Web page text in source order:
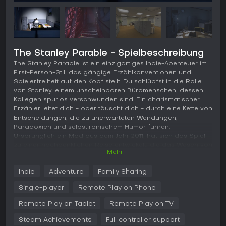
The Stanley Parable - Spielbeschreibung
The Stanley Parable ist ein einzigartiges Indie-Abenteuer im
First-Person-Stil, das gängige Erzählkonventionen und
Spielerfreiheit auf den Kopf stellt. Du schlüpfst in die Rolle
von Stanley, einem unscheinbaren Büromenschen, dessen
Kollegen spurlos verschwunden sind. Ein charismatischer
Erzähler leitet dich - oder täuscht dich - durch eine Kette von
Entscheidungen, die zu unerwarteten Wendungen,
Paradoxien und selbstironischem Humor führen.
Ursprünglich ein Mod aus dem Jahr 2011, hat sich das Spiel
Games, Freiheit und narrativer Kontrolle hinterfragt.
Gameplay
Im Kern dreht sich The Stanley Parable um die Erkundung
Du steuerst Stanley mit simplen Bewegungs- und
Objektbetrachten. Die wahre Tiefe entfaltet sich in der
+Mehr
Indie Adventure Family Sharing
Single-player Remote Play on Phone
Remote Play on Tablet Remote Play on TV
Steam Achievements Full controller support